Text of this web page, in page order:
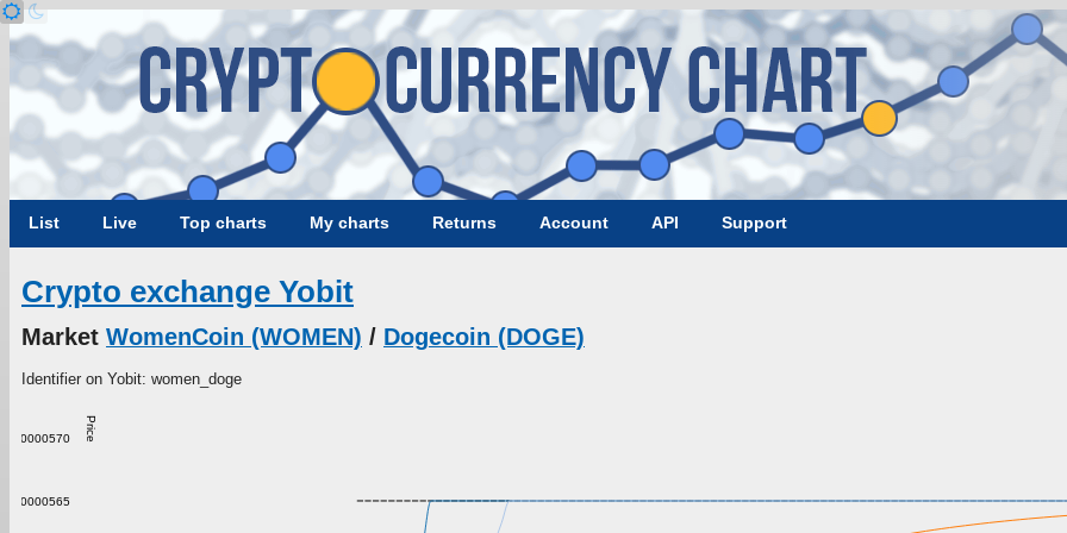
List Live Top charts My charts Returns Account API Support
Crypto exchange Yobit
Market WomenCoin (WOMEN) / Dogecoin (DOGE)
Identifier on Yobit: women_doge
Price
0.00000565
0.00000570